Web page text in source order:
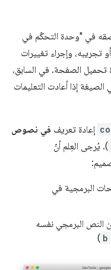
في "وحدة التحكّم في
تجريبه، وإجراء تغييرات
تحميل الصفحة. في السابق،
إذا أعادت التعليمات
إعادة تعريف في نصوص
). يُرجى العِلم أنّ
البرمجية في
النص البرمجي نفسه
b
)